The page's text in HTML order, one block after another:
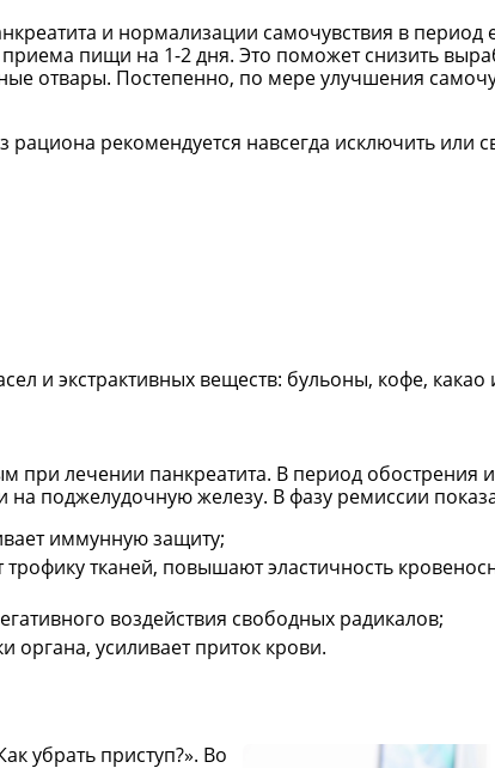
и нормализации самочувствия в период
пищи на 1-2 дня. Это поможет снизить
отвары. Постепенно, по мере улучшения
рекомендуется навсегда исключить или
и экстрактивных веществ: бульоны, кофе, какао
при лечении панкреатита. В период обострения
поджелудочную железу. В фазу ремиссии
иммунную защиту;
тканей, повышают эластичность
воздействия свободных радикалов;
органа, усиливает приток крови.
убрать приступ?». Во